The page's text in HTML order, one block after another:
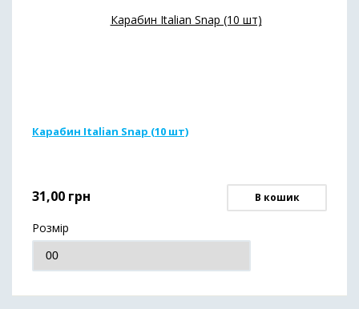
Карабин Italian Snap (10 шт)
31,00 грн В кошик
Розмір